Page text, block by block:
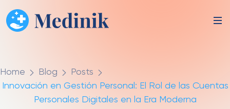
Home Blog
Posts
Innovación en Gestión Personal: El Rol de las Cuentas
Personales Digitales en la Era Moderna